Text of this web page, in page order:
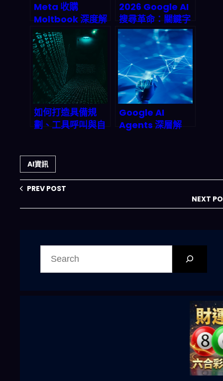
Meta 收購
Moltbook 深度解
析：AI Agents 社
交革命如何點燃
2026 自動化新紀
元？
2026 Google AI
搜尋革命：關鍵字
已死，你的 SEO
策略還在用上古神
兵？
如何打造具備規
劃、工具呼叫與自
統？2026 終極實
戰指南
Google AI
Agents 深層解
AI資訊
PREV POST
NEXT